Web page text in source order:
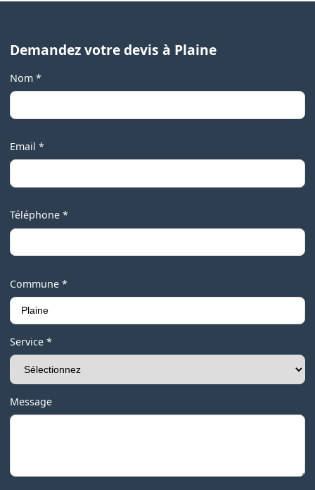
Demandez votre devis à Plaine
Nom *
Email *
Téléphone *
Commune *
Service *
Message